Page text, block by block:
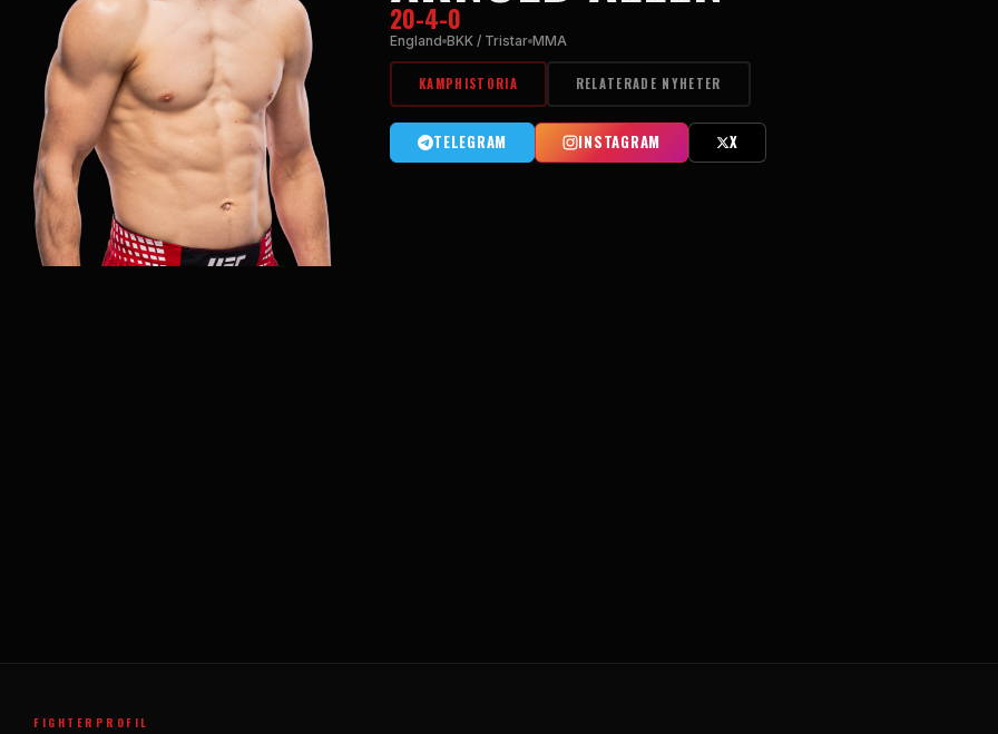
20-4-0
England BKK / Tristar MMA
KAMPHISTORIA RELATERADE NYHETER
TELEGRAM INSTAGRAM X
FIGHTERPROFIL